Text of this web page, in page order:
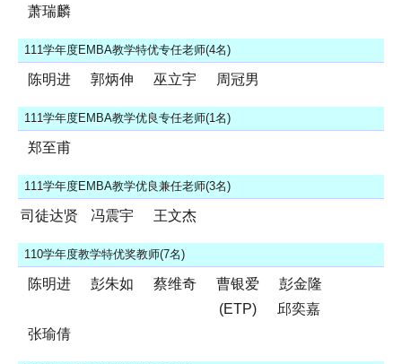
萧瑞麟
111学年度EMBA教学特优专任老师(4名)
陈明进 郭炳伸 巫立宇 周冠男
111学年度EMBA教学优良专任老师(1名)
郑至甫
111学年度EMBA教学优良兼任老师(3名)
司徒达贤 冯震宇 王文杰
110学年度教学特优奖教师(7名)
陈明进 彭朱如 蔡维奇
曹银爱
(ETP)
彭金隆
邱奕嘉
张瑜倩